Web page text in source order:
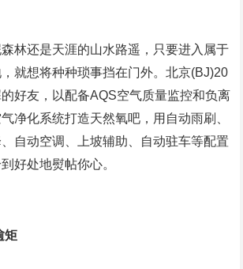
林还是天涯的山水路遥，只要进入属于
就想将种种琐事挡在门外。北京(BJ)20
好友，以配备AQS空气质量监控和负离
净化系统打造天然氧吧，用自动雨刷、
自动空调、上坡辅助、自动驻车等配置
好处地熨帖你心。
矩